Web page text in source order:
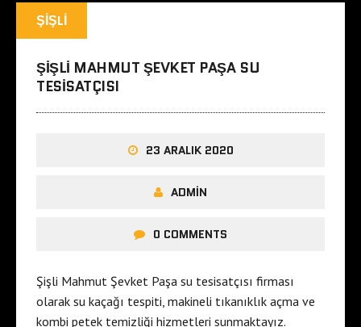
ŞIŞLI
ŞIŞLI MAHMUT ŞEVKET PAŞA SU
TESISATÇISI
23 ARALIK 2020
ADMIN
0 COMMENTS
Şişli Mahmut Şevket Paşa su tesisatçısı firması
olarak su kaçağı tespiti, makineli tıkanıklık açma ve
kombi petek temizliği hizmetleri sunmaktayız.